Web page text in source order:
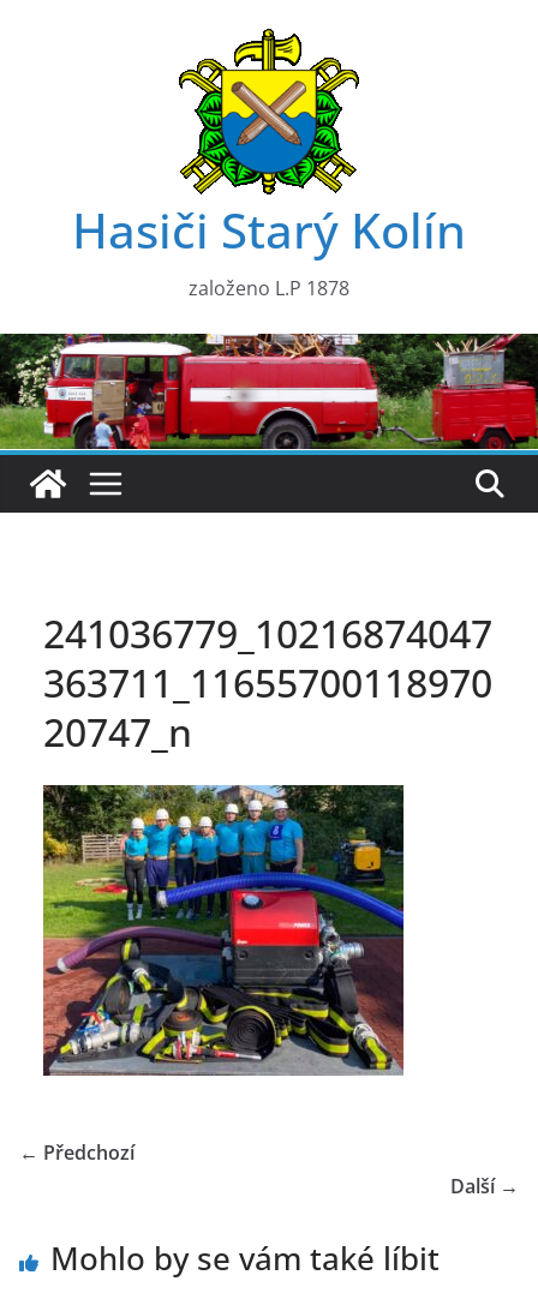
Hasiči Starý Kolín
založeno L.P 1878
241036779_10216874047
363711_11655700118970
20747_n
← Předchozí
Další →
Mohlo by se vám také líbit